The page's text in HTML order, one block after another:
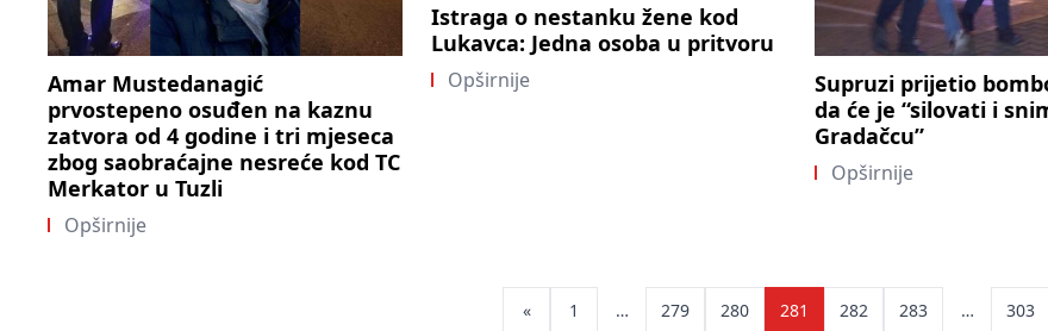
Amar Mustedanagić
prvostepeno osuđen na kaznu
zatvora od 4 godine i tri mjeseca
zbog saobraćajne nesreće kod TC
Merkator u Tuzli
Opširnije
Istraga o nestanku žene kod
Lukavca: Jedna osoba u pritvoru
Opširnije
Supruzi prijetio
da će je “silovati i
Gradačcu”
Opširnije
« 1 … 279 280 281 282 283 … 303